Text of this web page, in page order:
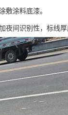
敷涂料底漆。
夜间识别性，标线厚